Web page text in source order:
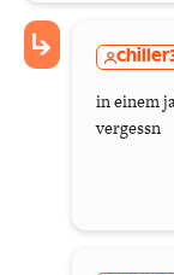
in einem
vergessn